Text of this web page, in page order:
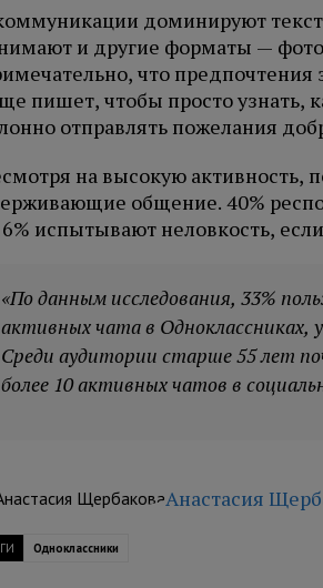
доминируют
и другие форматы —
что предпочтения
пишет, чтобы просто узнать,
отправлять пожелания
на высокую активность,
общение. 40%
испытывают неловкость,
«По данным исследования, 33%
активных чата в Одноклассниках,
Среди аудитории старше 55 лет
более 10 активных чатов в
Анастасия
Одноклассники